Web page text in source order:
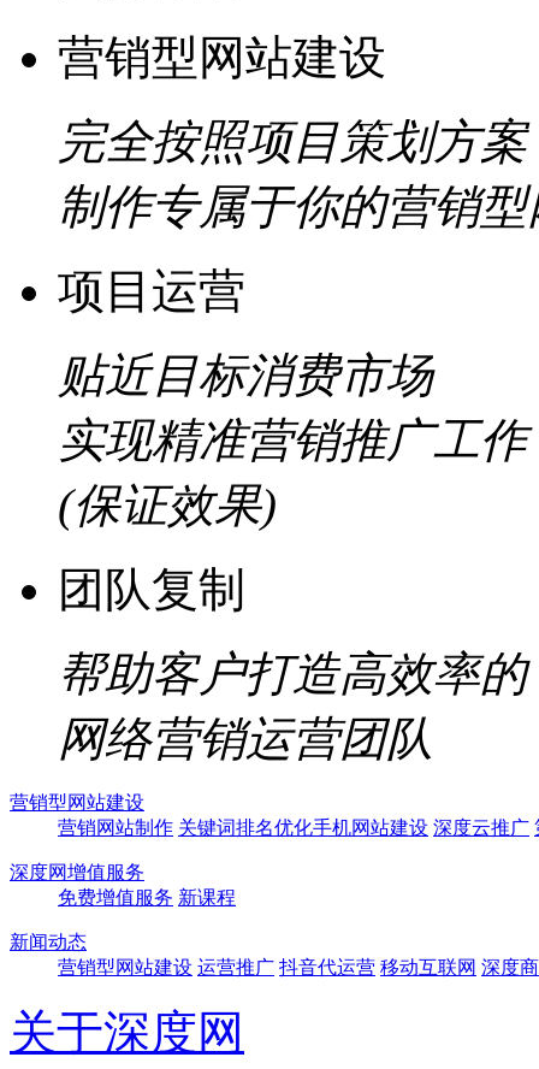
营销型网站建设
完全按照项目策划方案
制作专属于你的营销
项目运营
贴近目标消费市场
实现精准营销推广工作
(保证效果)
团队复制
帮助客户打造高效率的
网络营销运营团队
营销型网站建设
营销网站制作 关键词排名优化手机网站建设 深度云推广
深度网增值服务
免费增值服务 新课程
新闻动态
营销型网站建设 运营推广 抖音代运营 移动互联网 深度
关于深度网